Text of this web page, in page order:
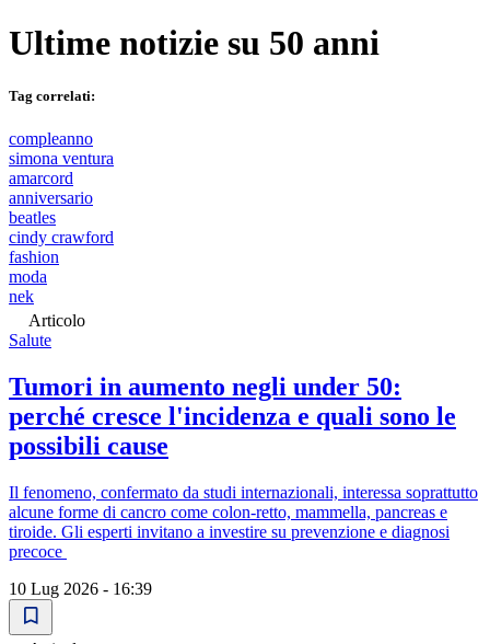
Ultime notizie su 50 anni
Tag correlati:
compleanno
simona ventura
amarcord
anniversario
beatles
cindy crawford
fashion
moda
nek
Articolo
Salute
Tumori in aumento negli under 50:
perché cresce l'incidenza e quali sono le
possibili cause
Il fenomeno, confermato da studi internazionali, interessa soprattutto
alcune forme di cancro come colon-retto, mammella, pancreas e
tiroide. Gli esperti invitano a investire su prevenzione e diagnosi
precoce
10 Lug 2026 - 16:39